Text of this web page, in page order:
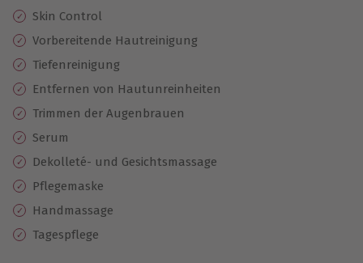
Skin Control
Vorbereitende Hautreinigung
Tiefenreinigung
Entfernen von Hautunreinheiten
Trimmen der Augenbrauen
Serum
Dekolleté- und Gesichtsmassage
Pflegemaske
Handmassage
Tagespflege